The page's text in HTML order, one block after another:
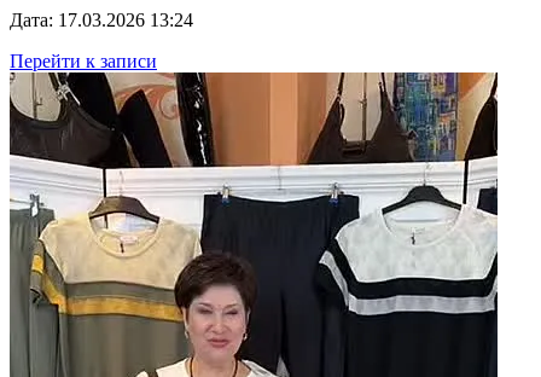
Дата: 17.03.2026 13:24
Перейти к записи